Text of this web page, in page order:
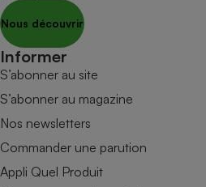
Nous découvrir
Informer
S’abonner au site
S’abonner au magazine
Nos newsletters
Commander une parution
Appli Quel Produit